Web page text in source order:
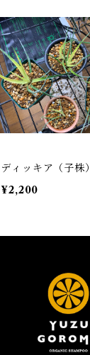
ディッキア（子株）
¥2,200